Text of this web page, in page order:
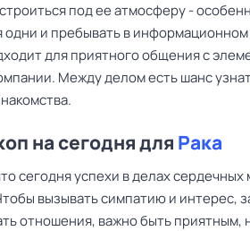
под ее атмосферу -
одни и пребывать в
для приятного общения с
Между делом есть шанс
на сегодня для Рака
сегодня успехи в делах
вызывать симпатию и интерес,
отношения, важно быть приятным,